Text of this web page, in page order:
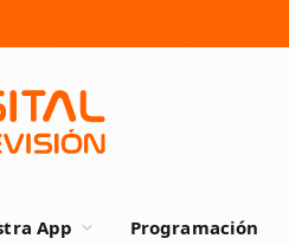
App Programación